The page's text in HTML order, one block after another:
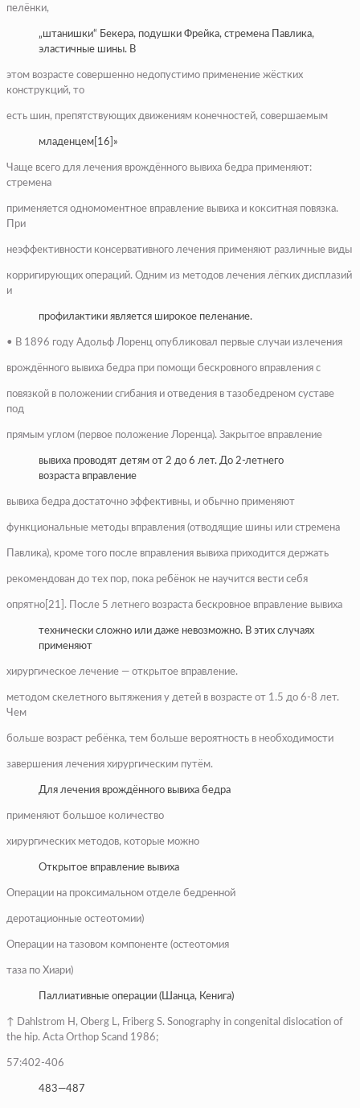
пелёнки,
„штанишки“ Бекера, подушки Фрейка, стремена Павлика,
эластичные шины. В
этом возрасте совершенно недопустимо применение жёстких
конструкций, то
есть шин, препятствующих движениям конечностей, совершаемым
младенцем[16]»
Чаще всего для лечения врождённого вывиха бедра применяют:
стремена
применяется одномоментное вправление вывиха и кокситная повязка.
При
неэффективности консервативного лечения применяют различные виды
корригирующих операций. Одним из методов лечения лёгких дисплазий
и
профилактики является широкое пеленание.
• В 1896 году Адольф Лоренц опубликовал первые случаи излечения
врождённого вывиха бедра при помощи бескровного вправления с
повязкой в положении сгибания и отведения в тазобедреном суставе
под
прямым углом (первое положение Лоренца). Закрытое вправление
вывиха проводят детям от 2 до 6 лет. До 2-летнего
возраста вправление
вывиха бедра достаточно эффективны, и обычно применяют
функциональные методы вправления (отводящие шины или стремена
Павлика), кроме того после вправления вывиха приходится держать
рекомендован до тех пор, пока ребёнок не научится вести себя
опрятно[21]. После 5 летнего возраста бескровное вправление вывиха
технически сложно или даже невозможно. В этих случаях
применяют
хирургическое лечение — открытое вправление.
методом скелетного вытяжения у детей в возрасте от 1.5 до 6-8 лет.
Чем
больше возраст ребёнка, тем больше вероятность в необходимости
завершения лечения хирургическим путём.
Для лечения врождённого вывиха бедра
применяют большое количество
хирургических методов, которые можно
Открытое вправление вывиха
Операции на проксимальном отделе бедренной
деротационные остеотомии)
Операции на тазовом компоненте (остеотомия
таза по Хиари)
Паллиативные операции (Шанца, Кенига)
↑ Dahlstrom H, Oberg L, Friberg S. Sonography in congenital dislocation of
the hip. Acta Orthop Scand 1986;
57:402-406
483—487